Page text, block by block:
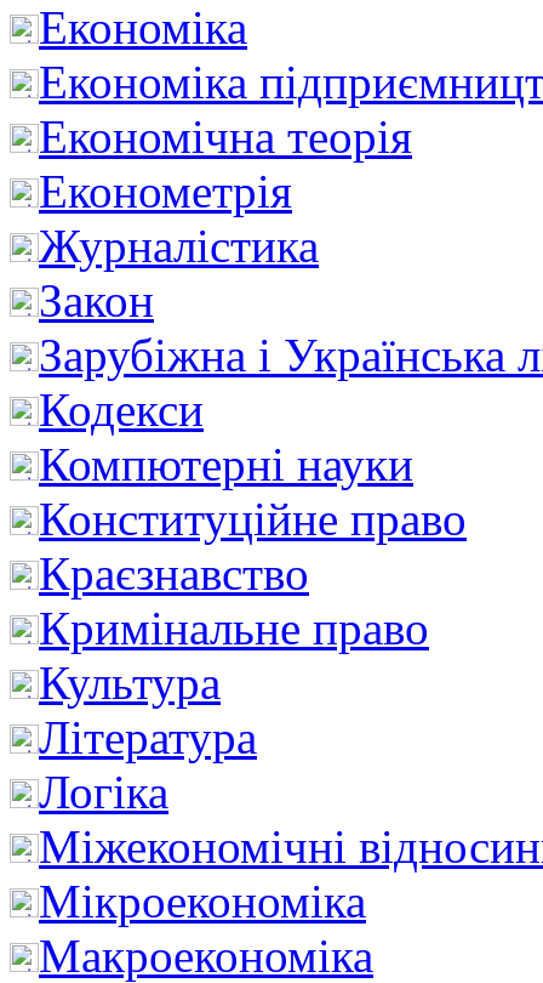
Економіка
Економіка
Економічна теорія
Економетрія
Журналістика
Закон
Зарубіжна і Українська
Кодекси
Компютерні науки
Конституційне право
Краєзнавство
Кримінальне право
Культура
Література
Логіка
Міжекономічні
Мікроекономіка
Макроекономіка